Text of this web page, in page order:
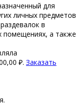
для
личных предметов
в
помещениях, а также
₽. Заказать